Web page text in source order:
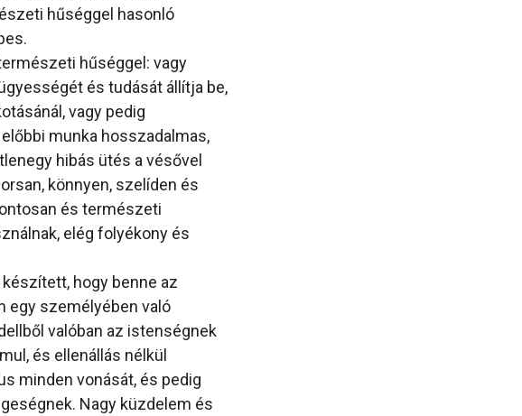
hűséggel hasonló
hűséggel: vagy
és tudását állítja be,
vagy pedig
munka hosszadalmas,
hibás ütés a vésővel
könnyen, szelíden és
és természeti
elég folyékony és
hogy benne az
egy személyében való
valóban az istenségnek
és ellenállás nélkül
minden vonását, és pedig
Nagy küzdelem és